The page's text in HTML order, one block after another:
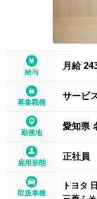
給与
月給
募集職種
サービ
勤務地
愛知県
雇用形態
正社員
取扱車種
トヨタ